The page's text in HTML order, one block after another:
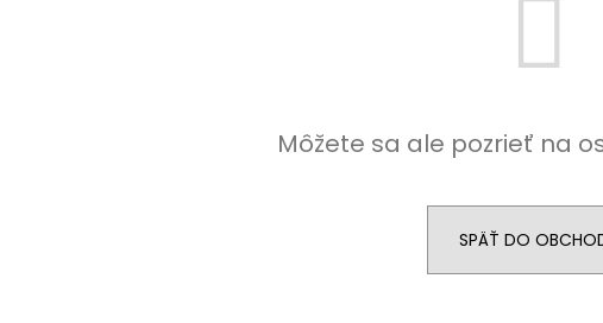
Môžete sa ale pozrieť na
SPÄŤ DO